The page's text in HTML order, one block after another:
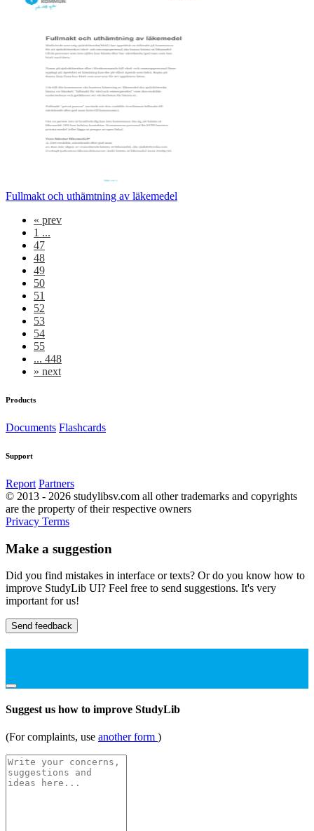
Fullmakt och uthämtning av läkemedel
« prev
1 ...
47
48
49
50
51
52
53
54
55
... 448
» next
Products
Documents Flashcards
Support
Report Partners
© 2013 - 2026 studylibsv.com all other trademarks and copyrights
are the property of their respective owners
Privacy Terms
Make a suggestion
Did you find mistakes in interface or texts? Or do you know how to
improve StudyLib UI? Feel free to send suggestions. It's very
important for us!
Send feedback
Suggest us how to improve StudyLib
(For complaints, use another form )